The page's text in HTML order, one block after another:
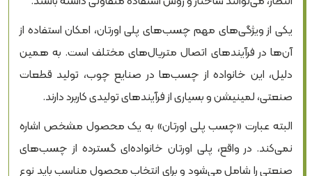
یکی از ویژگی‌های مهم چسب‌های پلی اورتان، امکان استفاده از
آن‌ها در فرآیندهای اتصال متریال‌های مختلف است. به همین
دلیل، این خانواده از چسب‌ها در صنایع چوب، تولید قطعات
صنعتی، لمینیشن و بسیاری از فرآیندهای تولیدی کاربرد دارند.
البته عبارت «چسب پلی اورتان» به یک محصول مشخص اشاره
نمی‌کند. در واقع، پلی اورتان خانواده‌ای گسترده از چسب‌های
صنعتی را شامل می‌شود و برای انتخاب محصول مناسب باید نوع